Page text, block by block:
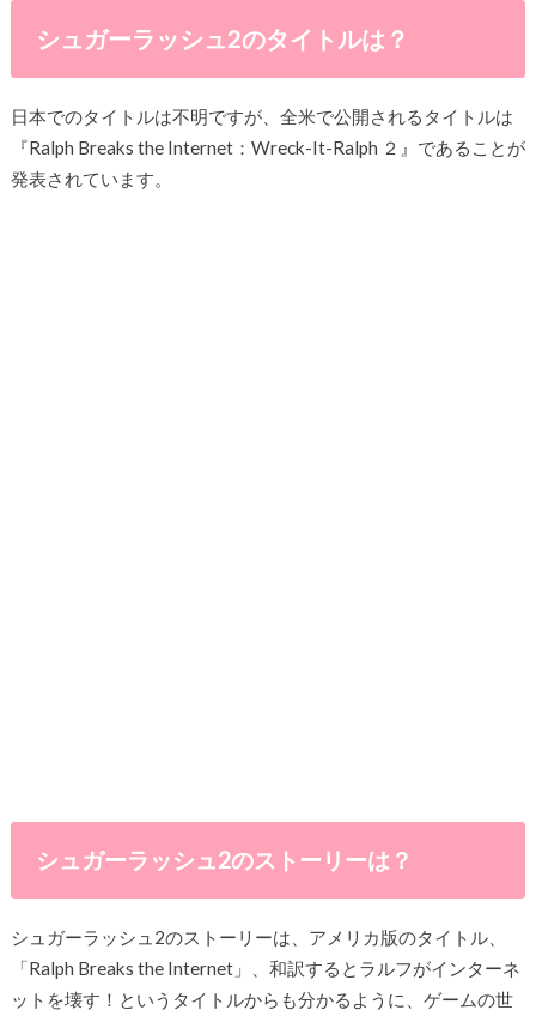
シュガーラッシュ2のタイトルは？
日本でのタイトルは不明ですが、全米で公開されるタイトルは
『Ralph Breaks the Internet：Wreck-It-Ralph ２』であることが
発表されています。
シュガーラッシュ2のストーリーは？
シュガーラッシュ2のストーリーは、アメリカ版のタイトル、
「Ralph Breaks the Internet」、和訳するとラルフがインターネ
ットを壊す！というタイトルからも分かるように、ゲームの世